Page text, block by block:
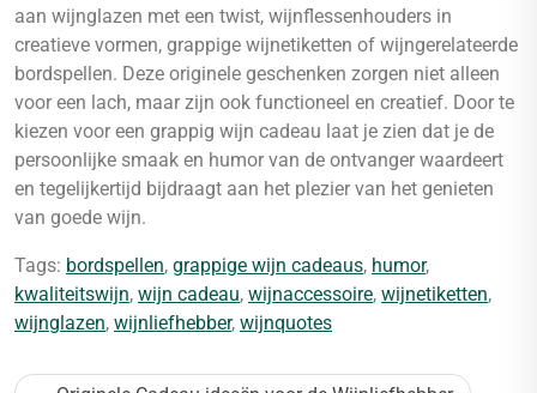
aan wijnglazen met een twist, wijnflessenhouders in
creatieve vormen, grappige wijnetiketten of wijngerelateerde
bordspellen. Deze originele geschenken zorgen niet alleen
voor een lach, maar zijn ook functioneel en creatief. Door te
kiezen voor een grappig wijn cadeau laat je zien dat je de
persoonlijke smaak en humor van de ontvanger waardeert
en tegelijkertijd bijdraagt aan het plezier van het genieten
van goede wijn.
Tags: bordspellen, grappige wijn cadeaus, humor,
kwaliteitswijn, wijn cadeau, wijnaccessoire, wijnetiketten,
wijnglazen, wijnliefhebber, wijnquotes